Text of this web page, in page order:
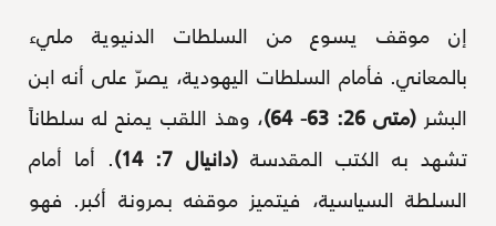
إن موقف يسوع من السلطات الدنيوية مليء
بالمعاني. فأمام السلطات اليهودية، يصرّ على أنه ابن
البشر(متى 26: 63- 64)
، وهذ اللقب يمنح له سلطاناً
تشهد به الكتب المقدسة(دانيال 7: 14)
. أما أمام
السلطة السياسية، فيتميز موقفه بمرونة أكبر. فهو